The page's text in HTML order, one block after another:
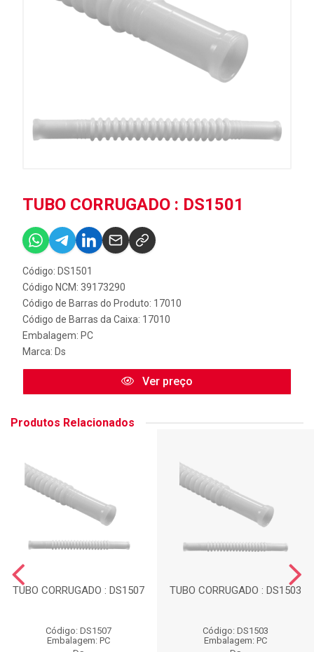
TUBO CORRUGADO : DS1501
Código: DS1501
Código NCM: 39173290
Código de Barras do Produto: 17010
Código de Barras da Caixa: 17010
Embalagem: PC
Marca: Ds
Ver preço
Produtos Relacionados
TUBO CORRUGADO : DS1507
Código: DS1507
Embalagem: PC
TUBO CORRUGADO : DS1503
Código: DS1503
Embalagem: PC